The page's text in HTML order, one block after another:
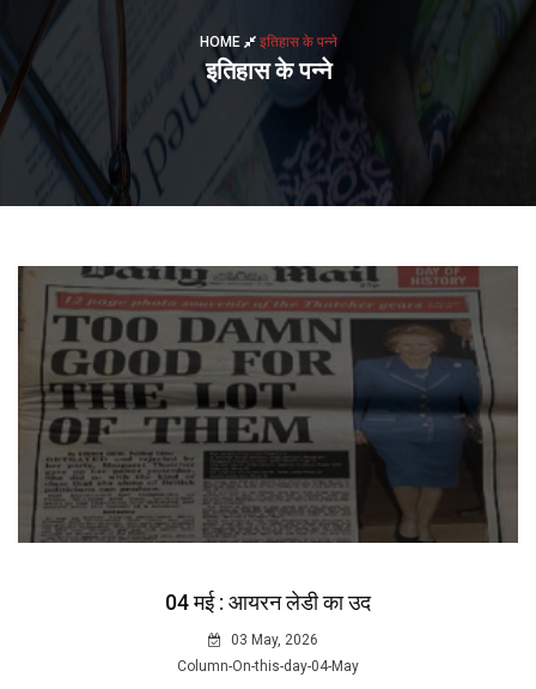
HOME इतिहास के पन्ने
इतिहास के पन्ने
04 मई : आयरन लेडी का उद
03 May, 2026
Column-On-this-day-04-May